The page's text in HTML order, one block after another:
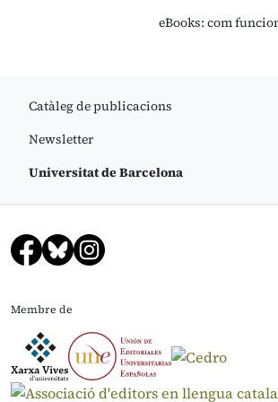
eBooks: com
Catàleg de publicacions
Newsletter
Universitat de Barcelona
Membre de